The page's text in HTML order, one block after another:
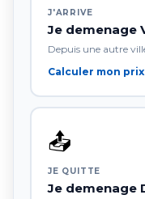
J'ARRIVE
Je demenage
Depuis une autre
Calculer mon prix
📤
JE QUITTE
Je demenage